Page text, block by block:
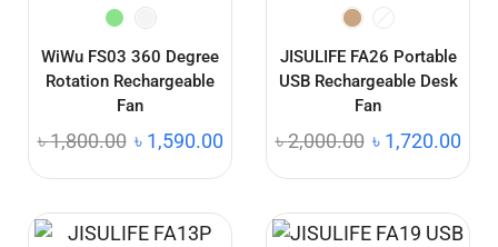
WiWu FS03 360 Degree
Rotation Rechargeable
Fan
৳1,800.00 ৳ 1,590.00
JISULIFE FA26 Portable
USB Rechargeable Desk
Fan
৳2,000.00 ৳ 1,720.00